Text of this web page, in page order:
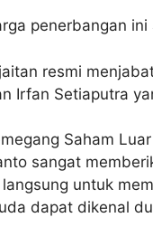
penerbangan
resmi
Irfan Setiaputra
Saham
sangat
untuk
dapat dikenal